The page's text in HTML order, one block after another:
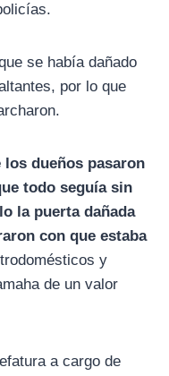
se había dañado
por lo que
los dueños pasaron
todo seguía sin
la puerta dañada
con que estaba
y
de un valor
a cargo de